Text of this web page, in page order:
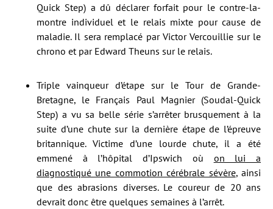
Quick Step) a dû déclarer forfait pour le contre-la-
montre individuel et le relais mixte pour cause de
maladie. Il sera remplacé par Victor Vercouillie sur le
chrono et par Edward Theuns sur le relais.
Triple vainqueur d’étape sur le Tour de Grande-
Bretagne, le Français Paul Magnier (Soudal-Quick
Step) a vu sa belle série s’arrêter brusquement à la
suite d’une chute sur la dernière étape de l’épreuve
britannique. Victime d’une lourde chute, il a été
emmené à l’hôpital d’Ipswich où on lui a
diagnostiqué une commotion cérébrale sévère, ainsi
que des abrasions diverses. Le coureur de 20 ans
devrait donc être quelques semaines à l’arrêt.